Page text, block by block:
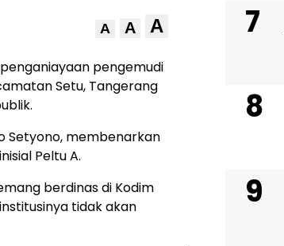
A A A
pengemudi
Setu, Tangerang
Setyono, membenarkan
Peltu A.
berdinas di Kodim
tidak akan